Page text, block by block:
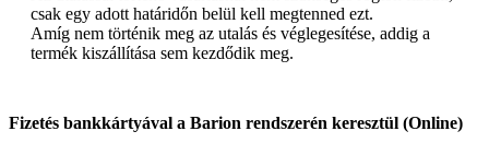
csak egy adott határidőn belül kell megtenned ezt.
Amíg nem történik meg az utalás és véglegesítése, addig a
termék kiszállítása sem kezdődik meg.
Fizetés bankkártyával a Barion rendszerén keresztül (Online)